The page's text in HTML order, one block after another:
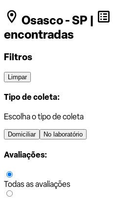
Osasco - SP |
encontradas
Filtros
Limpar
Tipo de coleta:
Escolha o tipo de coleta
Domiciliar No laboratório
Avaliações:
Todas as avaliações